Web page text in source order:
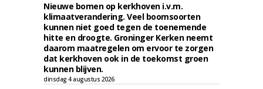
Nieuwe bomen op kerkhoven i.v.m.
klimaatverandering. Veel boomsoorten
kunnen niet goed tegen de toenemende
hitte en droogte. Groninger Kerken neemt
daarom maatregelen om ervoor te zorgen
dat kerkhoven ook in de toekomst groen
kunnen blijven.
dinsdag 4 augustus 2026